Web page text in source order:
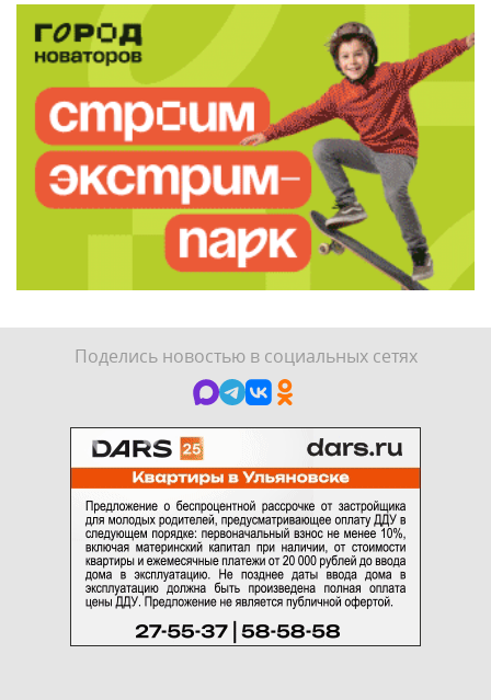
Поделись новостью в социальных сетях